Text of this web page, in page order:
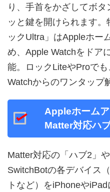
り、手首をかざしてボ
ッと鍵を開けられます
ックUltra」はAppleホー
め、Apple Watchをドア
能。ロックLiteやProで
Watchからのワンタップ
Appleホーム
Matter対応ハ
Matter対応の「ハブ2」
SwitchBotの各デバイス
トなど）をiPhoneや